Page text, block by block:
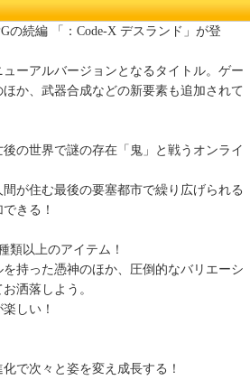
の続編 「：Code-X デスランド」が登
ューアルバージョンとなるタイトル。ゲー
か、武器合成などの新要素も追加されて
の世界で謎の存在「鬼」と戦うオンライ
が住む最後の要塞都市で繰り広げられる
きる！
類以上のアイテム！
持った憑神のほか、圧倒的なバリエーシ
洒落しよう。
しい！
で次々と姿を変え成長する！